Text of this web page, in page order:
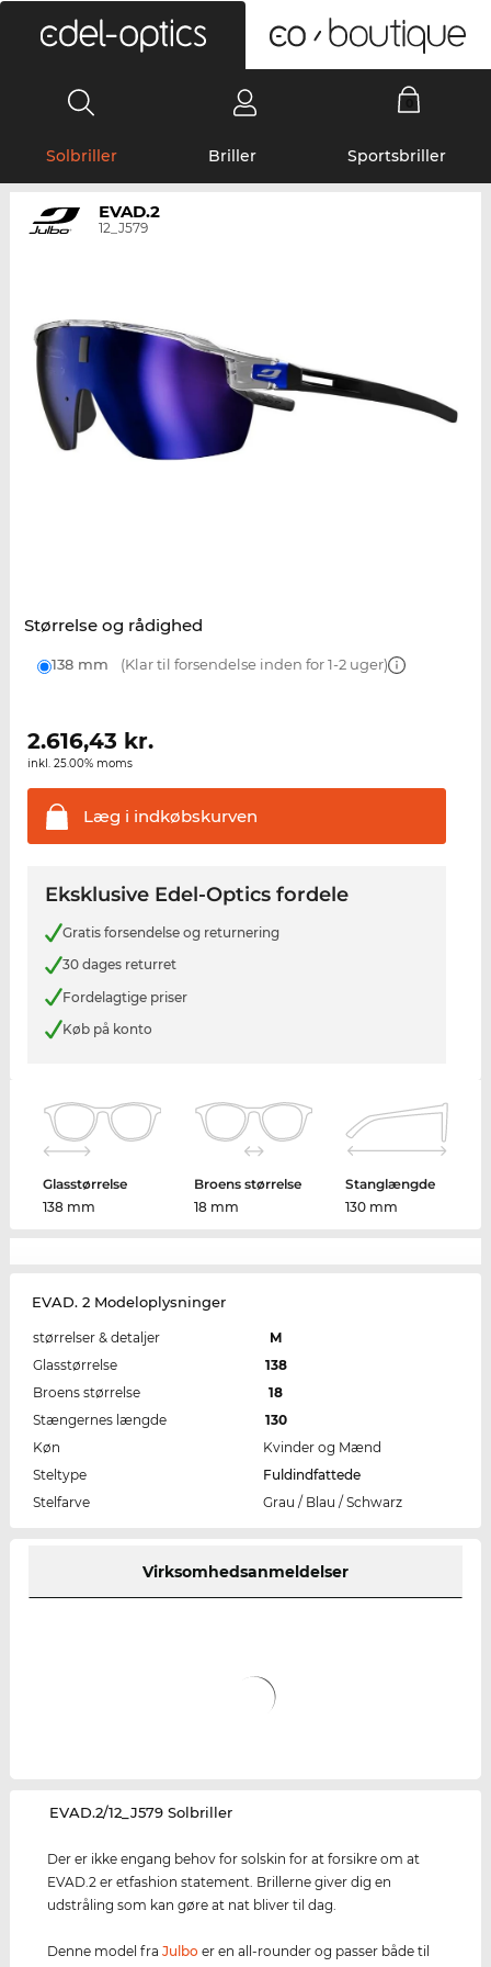
Solbriller Briller Sportsbriller
EVAD.2
12_J579
Størrelse og rådighed
138 mm (Klar til forsendelse inden for 1-2 uger)
2.616,43 kr.
inkl. 25.00% moms
Læg i indkøbskurven
Eksklusive Edel-Optics fordele
Gratis forsendelse og returnering
30 dages returret
Fordelagtige priser
Køb på konto
Glasstørrelse
138 mm
Broens størrelse
18 mm
Stanglængde
130 mm
EVAD. 2 Modeloplysninger
størrelser & detaljer
M
Glasstørrelse
138
Broens størrelse
18
Stængernes længde
130
Køn
Kvinder og Mænd
Steltype
Fuldindfattede
Stelfarve
Grau / Blau / Schwarz
Virksomhedsanmeldelser
‌EVAD.2/12_J579 Solbriller
Der er ikke engang behov for solskin for at forsikre om at
EVAD.2 er etfashion statement. Brillerne giver dig en
udstråling som kan gøre at nat bliver til dag.
Denne model fraJulbo er en all-rounder og passer både til